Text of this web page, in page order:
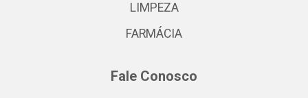
LIMPEZA
FARMÁCIA
Fale Conosco